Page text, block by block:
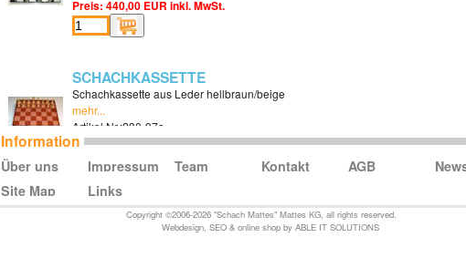
Preis: 440,00 EUR inkl. MwSt.
SCHACHKASSETTE
Schachkassette aus Leder hellbraun/beige
mehr...
Artikel Nr.:230-97a
Preis: 550,00 EUR inkl. MwSt.
SCHACHSET
Komplettangebot, Brett und Figuren in Holzschachtel
Information
Über uns Impressum Team Kontakt AGB
Site Map
Links
Copyright ©2006-2026 "Schach Mattes" Mattes KG, all rights reserved.
Webdesign, SEO& online shopby ABLE IT SOLUTIONS